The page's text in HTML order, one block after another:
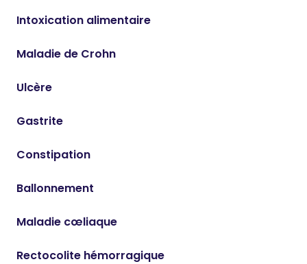
Intoxication alimentaire
Maladie de Crohn
Ulcère
Gastrite
Constipation
Ballonnement
Maladie cœliaque
Rectocolite hémorragique